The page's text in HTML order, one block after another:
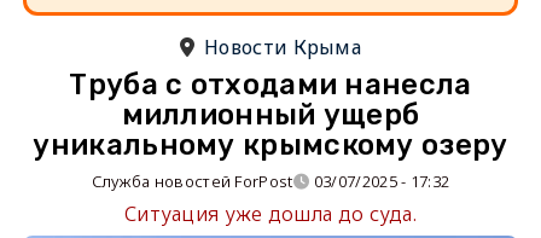
Новости Крыма
Труба с отходами нанесла
миллионный ущерб
уникальному крымскому озеру
Служба новостей ForPost 03/07/2025 - 17:32
Ситуация уже дошла до суда.